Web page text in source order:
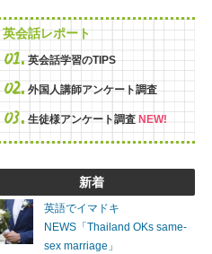
英会話レポート
英会話学習のTIPS
外国人講師アンケート調査
生徒様アンケート調査
新着
英語でイマドキ
NEWS「Thailand OKs same-
sex marriage」